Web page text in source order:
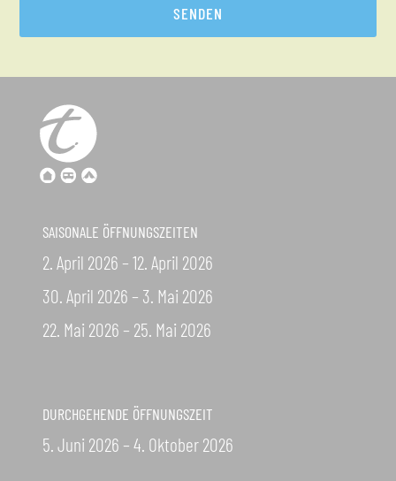
SENDEN
SAISONALE ÖFFNUNGSZEITEN
2. April 2026 – 12. April 2026
30. April 2026 – 3. Mai 2026
22. Mai 2026 – 25. Mai 2026
DURCHGEHENDE ÖFFNUNGSZEIT
5. Juni 2026 – 4. Oktober 2026